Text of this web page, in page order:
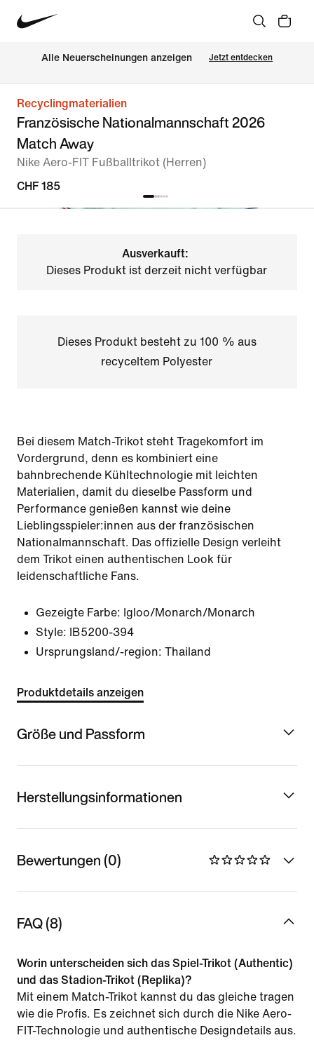
Alle Neuerscheinungen anzeigen Jetzt entdecken
Recyclingmaterialien
Französische Nationalmannschaft 2026
Match Away
Nike Aero-FIT Fußballtrikot (Herren)
CHF 185
Ausverkauft:
Dieses Produkt ist derzeit nicht verfügbar
Dieses Produkt besteht zu 100 % aus
recyceltem Polyester
Bei diesem Match-Trikot steht Tragekomfort im
Vordergrund, denn es kombiniert eine
bahnbrechende Kühltechnologie mit leichten
Materialien, damit du dieselbe Passform und
Performance genießen kannst wie deine
Lieblingsspieler:innen aus der französischen
Nationalmannschaft. Das offizielle Design verleiht
dem Trikot einen authentischen Look für
leidenschaftliche Fans.
Gezeigte Farbe: Igloo/Monarch/Monarch
Style:
IB5200-394
Ursprungsland/-region: Thailand
Produktdetails anzeigen
Größe und Passform
Herstellungsinformationen
Bewertungen (0)
FAQ (8)
Worin unterscheiden sich das Spiel-Trikot (Authentic)
und das Stadion-Trikot (Replika)?
Mit einem Match-Trikot kannst du das gleiche tragen
wie die Profis. Es zeichnet sich durch die Nike Aero-
FIT-Technologie und authentische Designdetails aus.